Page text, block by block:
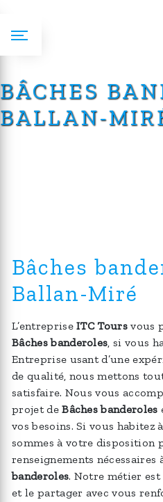
BÂCHES
BALLAN-
Bâches
Ballan-Miré
L’entrepriseITC Tours vous
Bâches banderoles, si vous
Entreprise usant d’une
de qualité, nous mettons
satisfaire. Nous vous
projet deBâches banderoles
vos besoins. Si vous habitez à
sommes à votre disposition
renseignements
banderoles. Notre métier
et le partager avec vous